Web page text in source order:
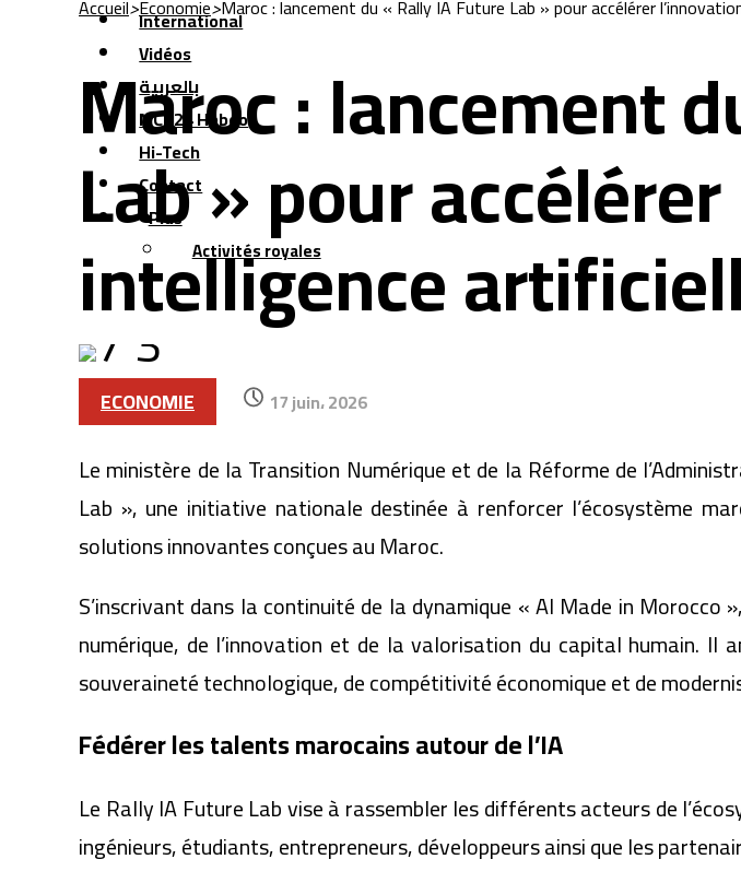
International
Vidéos
بالعربية
MCG24 Hebdo
Hi-Tech
Contact
Plus
Activités royales
Accueil>Economie>Maroc : lancement du « Rally IA Future Lab » pour accélérer
Maroc : lancement
Lab » pour
intelligence
ECONOMIE 17 juin، 2026
Le ministère de la Transition Numérique et de la Réforme de
Lab », une initiative nationale destinée à renforcer l’écosystème
solutions innovantes conçues au Maroc.
S’inscrivant dans la continuité de la dynamique « AI Made in
numérique, de l’innovation et de la valorisation du capital humain.
souveraineté technologique, de compétitivité économique et de
Fédérer les talents marocains autour de l’IA
Le Rally IA Future Lab vise à rassembler les différents acteurs de
ingénieurs, étudiants, entrepreneurs, développeurs ainsi que les